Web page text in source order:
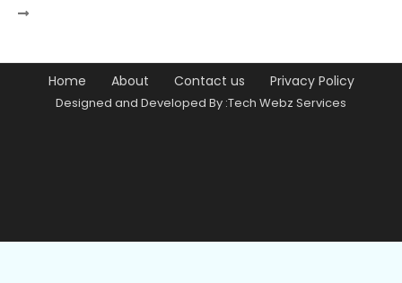
Home About Contact us Privacy Policy
Designed and Developed By :Tech Webz Services